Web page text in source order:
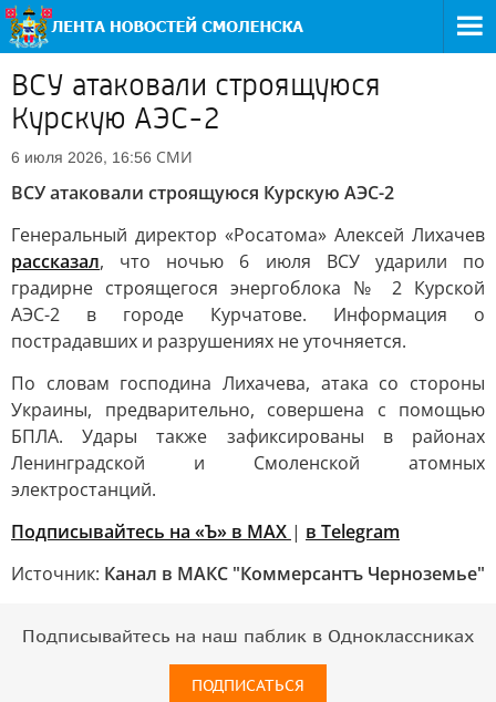
ВСУ атаковали строящуюся
Курскую АЭС-2
6 июля 2026, 16:56 СМИ
ВСУ атаковали строящуюся Курскую АЭС-2
Генеральный директор «Росатома» Алексей Лихачев
рассказал, что ночью 6 июля ВСУ ударили по
градирне строящегося энергоблока № 2 Курской
АЭС-2 в городе Курчатове. Информация о
пострадавших и разрушениях не уточняется.
По словам господина Лихачева, атака со стороны
Украины, предварительно, совершена с помощью
БПЛА. Удары также зафиксированы в районах
Ленинградской и Смоленской атомных
электростанций.
Подписывайтесь на «Ъ» в MAX | в Telegram
Источник: Канал в МАКС "Коммерсантъ Черноземье"
Подписывайтесь на наш паблик в Одноклассниках
ПОДПИСАТЬСЯ